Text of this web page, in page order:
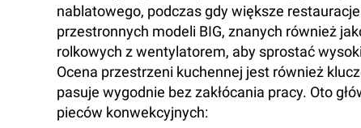
nablatowego, podczas gdy większe
przestronnych modeli BIG, znanych również
rolkowych z wentylatorem, aby sprostać
Ocena przestrzeni kuchennej jest również
pasuje wygodnie bez zakłócania pracy. Oto
pieców konwekcyjnych: